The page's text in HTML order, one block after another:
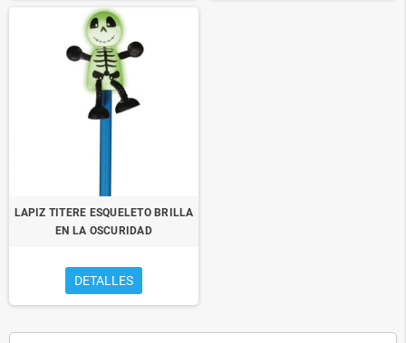
LAPIZ TITERE ESQUELETO BRILLA
EN LA OSCURIDAD
DETALLES